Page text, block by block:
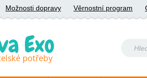
Možnosti dopravy Věrnostní program